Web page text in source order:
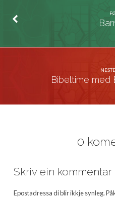
NESTE
Bibeltime med
0
Skriv ein kommentar
Epostadressa di blir ikkje synleg.